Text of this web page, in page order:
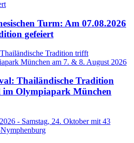
Turm: Am 07.08.2026
gefeiert
Thailändische Tradition
im Olympiapark München